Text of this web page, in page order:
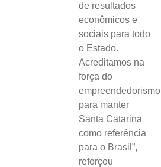
de resultados
econômicos e
sociais para todo
o Estado.
Acreditamos na
força do
empreendedorismo
para manter
Santa Catarina
como referência
para o Brasil”,
reforçou